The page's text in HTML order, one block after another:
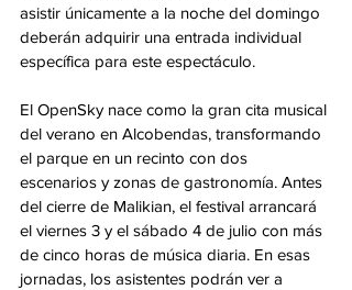
asistir únicamente a la noche del domingo
deberán adquirir una entrada individual
específica para este espectáculo.
El OpenSky nace como la gran cita musical
del verano en Alcobendas, transformando
el parque en un recinto con dos
escenarios y zonas de gastronomía. Antes
del cierre de Malikian, el festival arrancará
el viernes 3 y el sábado 4 de julio con más
de cinco horas de música diaria. En esas
jornadas, los asistentes podrán ver a